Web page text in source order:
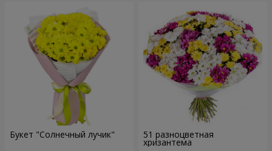
Букет "Солнечный лучик" 51 разноцветная
хризантема